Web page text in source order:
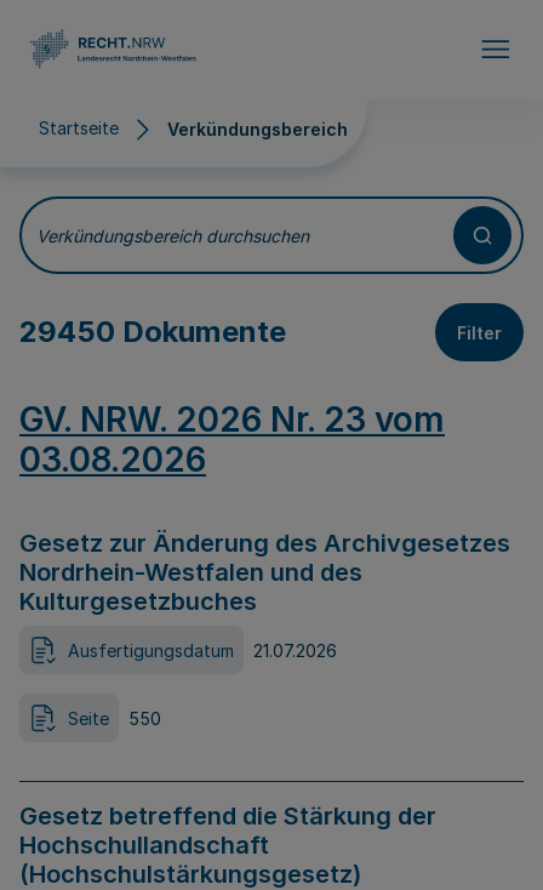
Startseite Verkündungsbereich
Verkündungsbereich
Verkündungsbereich durchsuchen
29450 Dokumente Filter
GV. NRW. 2026 Nr. 23 vom
03.08.2026
Gesetz zur Änderung des Archivgesetzes
Nordrhein-Westfalen und des
Kulturgesetzbuches
Ausfertigungsdatum 21.07.2026
Seite 550
Gesetz betreffend die Stärkung der
Hochschullandschaft
(Hochschulstärkungsgesetz)